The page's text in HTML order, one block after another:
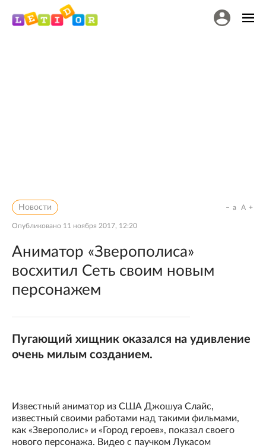
Новости
Опубликовано 11 ноября 2017, 12:20
a A
Аниматор «Зверополиса»
восхитил Сеть своим новым
персонажем
Пугающий хищник оказался на удивление
очень милым созданием.
Известный аниматор из США Джошуа Слайс,
известный своими работами над такими фильмами,
как «Зверополис» и «Город героев», показал своего
нового персонажа. Видео с паучком Лукасом